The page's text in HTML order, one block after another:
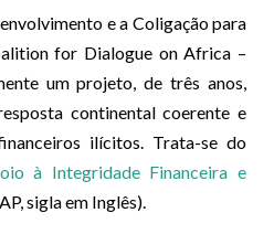
e a Coligação para
for Dialogue on Africa –
um projeto, de três anos,
continental coerente e
ilícitos. Trata-se do
à Integridade Financeira e
sigla em Inglês).